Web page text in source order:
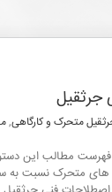
جرثقیل
متحرک و کارگاهی,
فهرست مطالب این
های متحرک نسبت